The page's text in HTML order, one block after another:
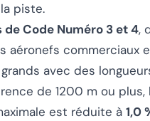
piste.
de Code Numéro 3 et 4,
aéronefs commerciaux
avec des
de 1200 m ou plus,
est réduite à 1,0